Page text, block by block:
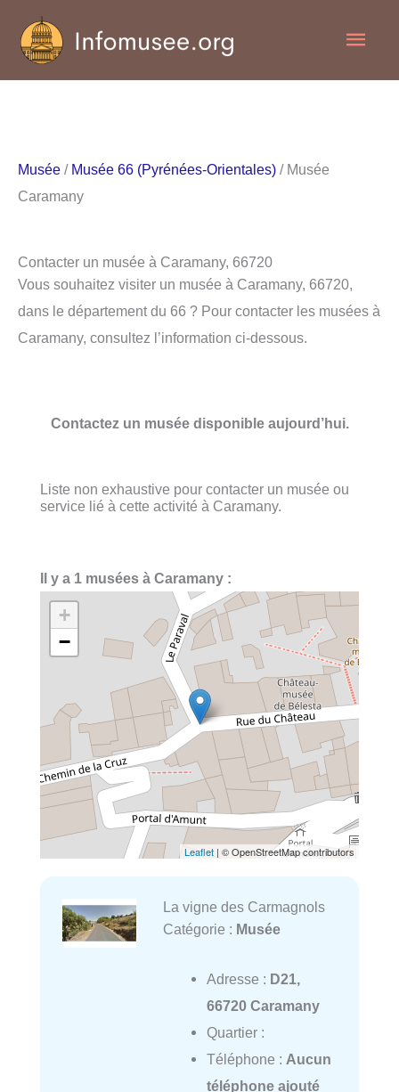
contenu
Musée / Musée 66 (Pyrénées-Orientales) / Musée
Caramany
Contacter un musée à Caramany, 66720
Vous souhaitez visiter un musée à Caramany, 66720,
dans le département du 66 ? Pour contacter les musées à
Caramany, consultez l’information ci-dessous.
Contactez un musée disponible aujourd’hui.
Liste non exhaustive pour contacter un musée ou
service lié à cette activité à Caramany.
Il y a 1 musées à Caramany :
+
−
Leaflet | © OpenStreetMap contributors
La vigne des Carmagnols
Catégorie : Musée
Adresse : D21,
66720 Caramany
Quartier :
Téléphone : Aucun
téléphone ajouté